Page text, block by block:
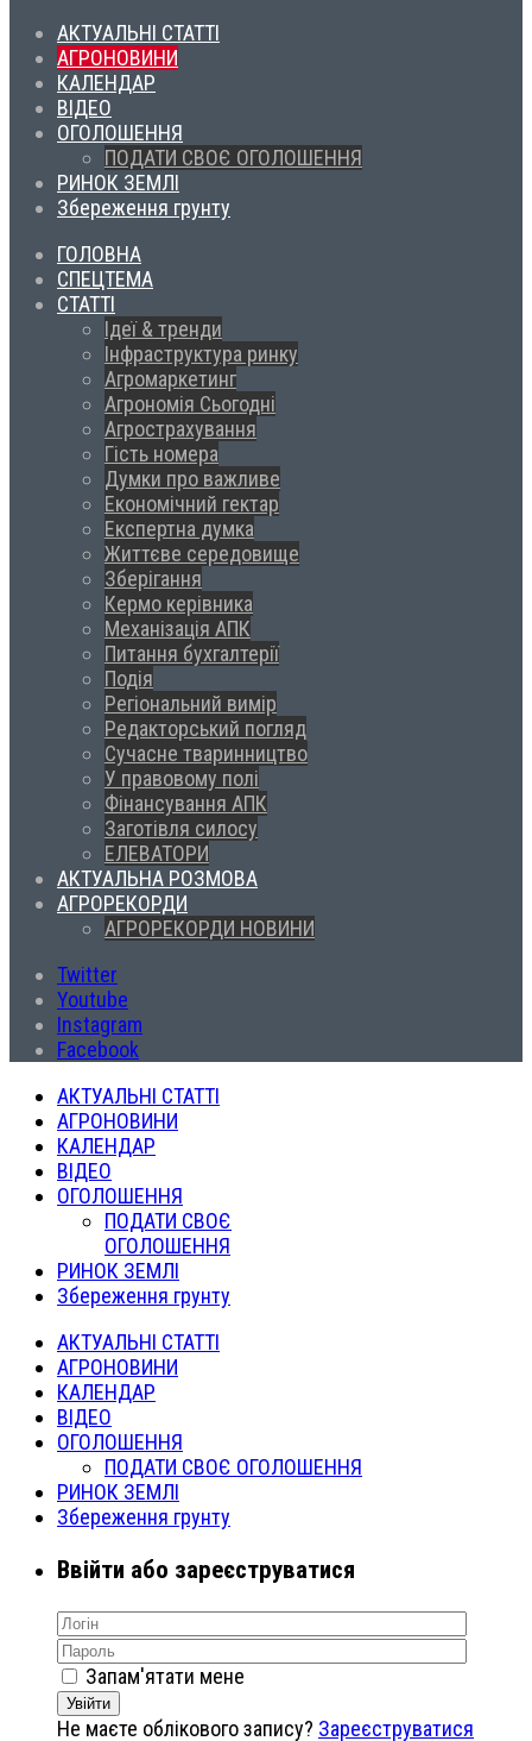
АКТУАЛЬНІ СТАТТІ
АГРОНОВИНИ
КАЛЕНДАР
ВІДЕО
ОГОЛОШЕННЯ
ПОДАТИ СВОЄ ОГОЛОШЕННЯ
РИНОК ЗЕМЛІ
Збереження грунту
ГОЛОВНА
СПЕЦТЕМА
СТАТТІ
Ідеї & тренди
Інфраструктура ринку
Агромаркетинг
Агрономія Сьогодні
Агрострахування
Гість номера
Думки про важливе
Економічний гектар
Експертна думка
Життєве середовище
Зберігання
Кермо керівника
Механізація АПК
Питання бухгалтерії
Подія
Регіональний вимір
Редакторський погляд
Сучасне тваринництво
У правовому полі
Фінансування АПК
Заготівля силосу
ЕЛЕВАТОРИ
АКТУАЛЬНА РОЗМОВА
АГРОРЕКОРДИ
АГРОРЕКОРДИ НОВИНИ
Twitter
Youtube
Instagram
Facebook
АКТУАЛЬНІ СТАТТІ
АГРОНОВИНИ
КАЛЕНДАР
ВІДЕО
ОГОЛОШЕННЯ
ПОДАТИ СВОЄ
ОГОЛОШЕННЯ
РИНОК ЗЕМЛІ
Збереження грунту
АКТУАЛЬНІ СТАТТІ
АГРОНОВИНИ
КАЛЕНДАР
ВІДЕО
ОГОЛОШЕННЯ
ПОДАТИ СВОЄ ОГОЛОШЕННЯ
РИНОК ЗЕМЛІ
Збереження грунту
Ввійти або зареєструватися
Запам'ятати мене
Увійти
Не маєте облікового запису? Зареєструватися